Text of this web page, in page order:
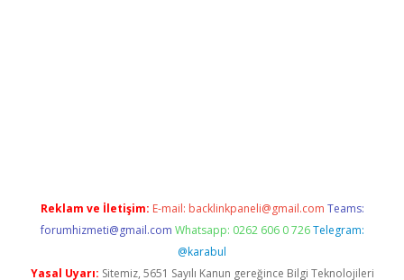
Reklam ve İletişim: E-mail: backlinkpaneli@gmail.com Teams:
forumhizmeti@gmail.com Whatsapp: 0262 606 0 726 Telegram:
@karabul
Yasal Uyarı: Sitemiz, 5651 Sayılı Kanun gereğince Bilgi Teknolojileri